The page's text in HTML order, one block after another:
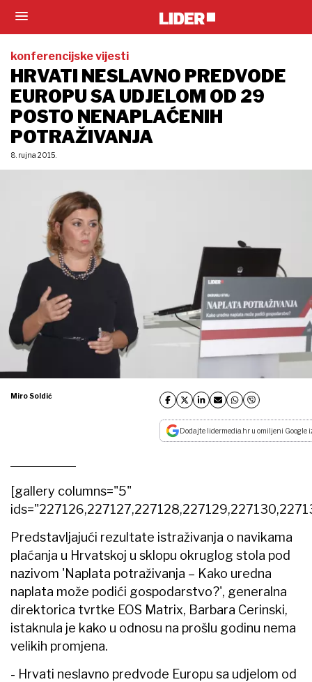
konferencijske vijesti
HRVATI NESLAVNO PREDVODE
EUROPU SA UDJELOM OD 29
POSTO NENAPLAĆENIH
POTRAŽIVANJA
8. rujna 2015.
Miro Soldić
Dodajte lidermedia.hr u omiljeni Google
[gallery columns="5"
Predstavljajući rezultate istraživanja o navikama
plaćanja u Hrvatskoj u sklopu okruglog stola pod
nazivom 'Naplata potraživanja – Kako uredna
naplata može podići gospodarstvo?', generalna
direktorica tvrtke EOS Matrix, Barbara Cerinski,
istaknula je kako u odnosu na prošlu godinu nema
velikih promjena.
- Hrvati neslavno predvode Europu sa udjelom od